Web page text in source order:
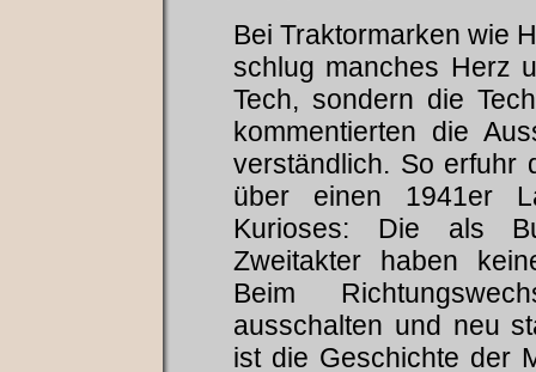
Bei Traktormarken wie
schlug manches Herz
Tech, sondern die
kommentierten die
verständlich. So erfuhr
über einen 1941er
Kurioses: Die als
Zweitakter haben
Beim
ausschalten und neu
ist die Geschichte der